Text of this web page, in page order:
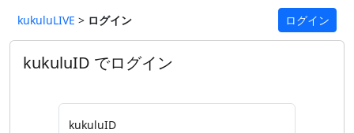
kukuluLIVE > ログイン ログイン
kukuluID でログイン
kukuluID